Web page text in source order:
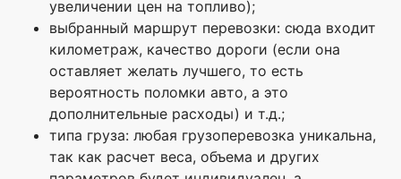
увеличении цен на топливо);
выбранный маршрут перевозки: сюда входит
километраж, качество дороги (если она
оставляет желать лучшего, то есть
вероятность поломки авто, а это
дополнительные расходы) и т.д.;
типа груза: любая грузоперевозка уникальна,
так как расчет веса, объема и других